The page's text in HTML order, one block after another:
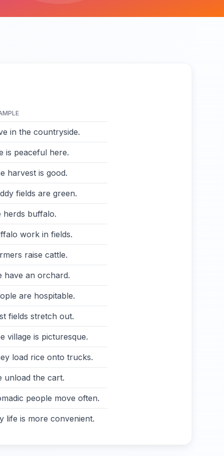
in the countryside.
is peaceful here.
harvest is good.
fields are green.
herds buffalo.
work in fields.
raise cattle.
have an orchard.
are hospitable.
fields stretch out.
village is picturesque.
load rice onto trucks.
unload the cart.
people move often.
life is more convenient.